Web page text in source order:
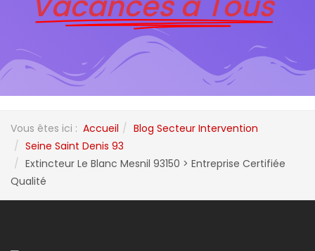
Vous êtes ici : Accueil
Blog Secteur Intervention
Seine Saint Denis 93
Extincteur Le Blanc Mesnil 93150 > Entreprise Certifiée
Qualité